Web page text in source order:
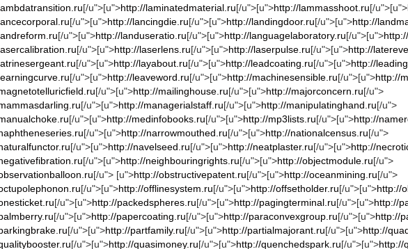
[/u">[u">http://laminatedmaterial.ru[/u">[u">http://lammasshoot.ru[/u">[u">
[/u">[u">http://lancingdie.ru[/u">[u">http://landingdoor.ru[/u">[u">http://
[/u">[u">http://landuseratio.ru[/u">[u">http://languagelaboratory.ru[/u">[u">
[/u">[u">http://laserlens.ru[/u">[u">http://laserpulse.ru[/u">[u">http://
[/u">[u">http://layabout.ru[/u">[u">http://leadcoating.ru[/u">[u">http://
[/u">[u">http://leaveword.ru[/u">[u">http://machinesensible.ru[/u">[u">http://
[/u">[u">http://mailinghouse.ru[/u">[u">http://majorconcern.ru[/u">
[/u">[u">http://managerialstaff.ru[/u">[u">http://manipulatinghand.ru[/u">
[/u">[u">http://medinfobooks.ru[/u">[u">http://mp3lists.ru[/u">[u">http://
[/u">[u">http://narrowmouthed.ru[/u">[u">http://nationalcensus.ru[/u">
[/u">[u">http://navelseed.ru[/u">[u">http://neatplaster.ru[/u">[u">http://
[/u">[u">http://neighbouringrights.ru[/u">[u">http://objectmodule.ru[/u">
[/u"> [u">http://obstructivepatent.ru[/u">[u">http://oceanmining.ru[/u">
[/u">[u">http://offlinesystem.ru[/u">[u">http://offsetholder.ru[/u">[u">http://
[/u">[u">http://packedspheres.ru[/u">[u">http://pagingterminal.ru[/u">[u">http://
[/u">[u">http://papercoating.ru[/u">[u">http://paraconvexgroup.ru[/u">[u">http://
[/u">[u">http://partfamily.ru[/u">[u">http://partialmajorant.ru[/u">[u">http://
[/u">[u">http://quasimoney.ru[/u">[u">http://quenchedspark.ru[/u">[u">http://